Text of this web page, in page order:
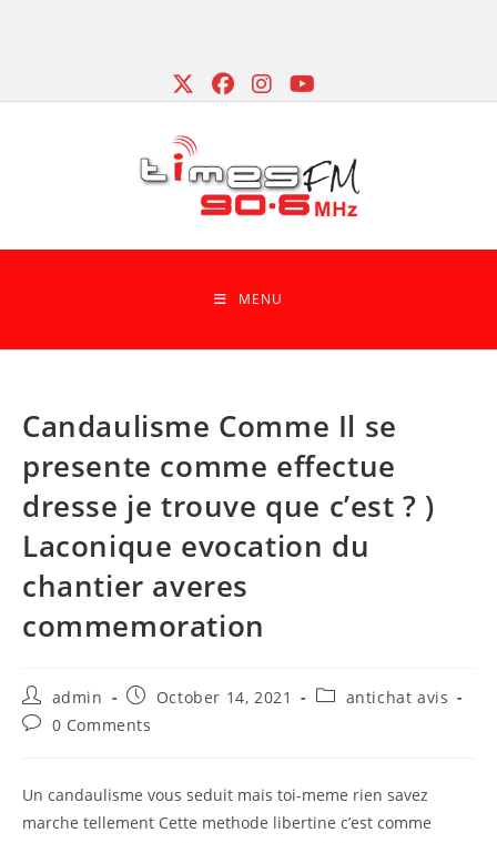
MENU
Candaulisme Comme Il se
presente comme effectue
dresse je trouve que c’est ? )
Laconique evocation du
chantier averes
commemoration
Post
author:
admin
Post
published:
October 14, 2021
Postantichat avis
Post0 Comments
Un candaulisme vous seduit mais toi-meme rien savez
marche tellement Cette methode libertine c’est comme